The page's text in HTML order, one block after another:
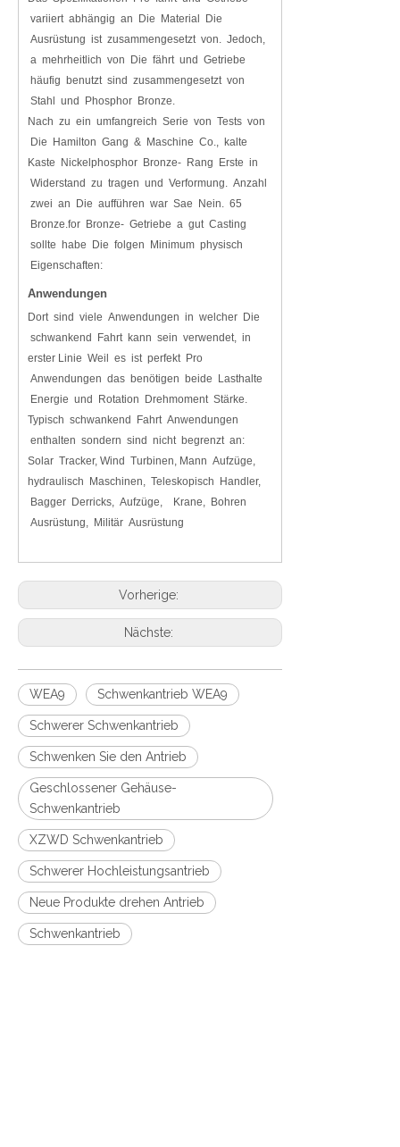
variiert abhängig an Die Material Die
Ausrüstung ist zusammengesetzt von. Jedoch,
a mehrheitlich von Die fährt und Getriebe
häufig benutzt sind zusammengesetzt von
Stahl und Phosphor Bronze.
Nach zu ein umfangreich Serie von Tests von
Die Hamilton Gang & Maschine Co., kalte
Kaste Nickelphosphor Bronze- Rang Erste in
Widerstand zu tragen und Verformung. Anzahl
zwei an Die aufführen war Sae Nein. 65
Bronze.for Bronze- Getriebe a gut Casting
sollte habe Die folgen Minimum physisch
Eigenschaften:
Anwendungen
Dort sind viele Anwendungen in welcher Die
schwankend Fahrt kann sein verwendet, in
erster Linie Weil es ist perfekt Pro
Anwendungen das benötigen beide Lasthalte
Energie und Rotation Drehmoment Stärke.
Typisch schwankend Fahrt Anwendungen
enthalten sondern sind nicht begrenzt an:
Solar Tracker, Wind Turbinen, Mann Aufzüge,
hydraulisch Maschinen, Teleskopisch Handler,
Bagger Derricks, Aufzüge, Krane, Bohren
Ausrüstung, Militär Ausrüstung
Vorherige:
Nächste:
WEA9 Schwenkantrieb WEA9
Schwerer Schwenkantrieb
Schwenken Sie den Antrieb
Geschlossener Gehäuse-
Schwenkantrieb
XZWD Schwenkantrieb
Schwerer Hochleistungsantrieb
Neue Produkte drehen Antrieb
Schwenkantrieb